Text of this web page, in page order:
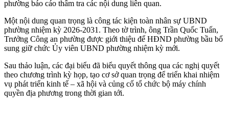
phường báo cáo thẩm tra các nội dung liên quan.
Một nội dung quan trọng là công tác kiện toàn nhân sự UBND
phường nhiệm kỳ 2026-2031. Theo tờ trình, ông Trần Quốc Tuấn,
Trưởng Công an phường được giới thiệu để HĐND phường bầu bổ
sung giữ chức Ủy viên UBND phường nhiệm kỳ mới.
Sau thảo luận, các đại biểu đã biểu quyết thông qua các nghị quyết
theo chương trình kỳ họp, tạo cơ sở quan trọng để triển khai nhiệm
vụ phát triển kinh tế – xã hội và củng cố tổ chức bộ máy chính
quyền địa phương trong thời gian tới.